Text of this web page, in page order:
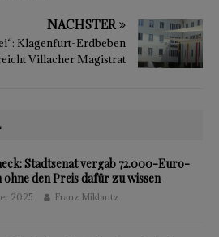
NÄCHSTER
Klagenfurt-Erdbeben
Villacher Magistrat
Stadtsenat vergab 72.000-Euro-
ohne den Preis dafür zu wissen
2025 Franz Miklautz